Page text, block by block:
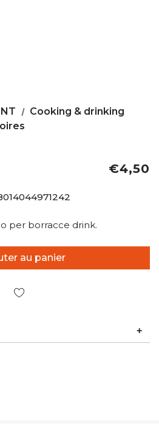
Cooking & drinking
€4,50
per borracce drink.